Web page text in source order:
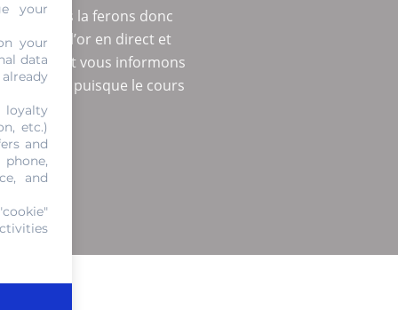
vous la ferons donc
de l’or en direct et
et vous informons
puisque le cours
your
your
data
loyalty
etc.)
and
and